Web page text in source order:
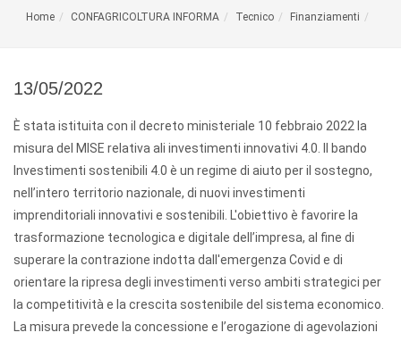
Home CONFAGRICOLTURA INFORMA Tecnico Finanziamenti
13/05/2022
È stata istituita con il decreto ministeriale 10 febbraio 2022 la
misura del MISE relativa ali investimenti innovativi 4.0. Il bando
Investimenti sostenibili 4.0 è un regime di aiuto per il sostegno,
nell’intero territorio nazionale, di nuovi investimenti
imprenditoriali innovativi e sostenibili. L'obiettivo è favorire la
trasformazione tecnologica e digitale dell’impresa, al fine di
superare la contrazione indotta dall'emergenza Covid e di
orientare la ripresa degli investimenti verso ambiti strategici per
la competitività e la crescita sostenibile del sistema economico.
La misura prevede la concessione e l’erogazione di agevolazioni